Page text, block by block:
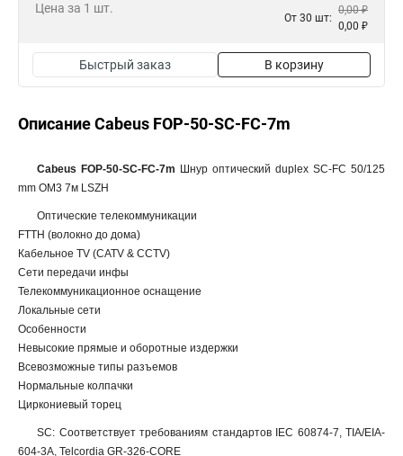
Цена за 1 шт.
От 30 шт:
0,00 ₽
0,00 ₽
Быстрый заказ В корзину
Описание Cabeus FOP-50-SC-FC-7m
Cabeus FOP-50-SC-FC-7m Шнур оптический duplex SC-FC 50/125
mm OM3 7м LSZH
Оптические телекоммуникации
FTTH (волокно до дома)
Кабельное TV (CATV & CCTV)
Сети передачи инфы
Телекоммуникационное оснащение
Локальные сети
Особенности
Невысокие прямые и оборотные издержки
Всевозможные типы разъемов
Нормальные колпачки
Циркониевый торец
SC: Соответствует требованиям стандартов IEC 60874-7, TIA/EIA-
604-3A, Telcordia GR-326-CORE